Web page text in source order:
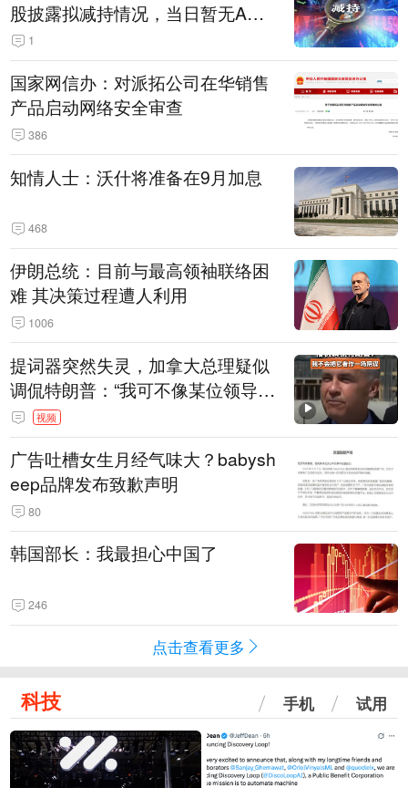
股披露拟减持情况，当日暂无A股
公司披露拟增持情况（表）
1
国家网信办：对派拓公司在华销售
产品启动网络安全审查
386
知情人士：沃什将准备在9月加息
468
伊朗总统：目前与最高领袖联络困
难 其决策过程遭人利用
1006
提词器突然失灵，加拿大总理疑似
调侃特朗普：“我可不像某位领导
人，把这当成一场阴谋”，全场哄笑
视频
广告吐槽女生月经气味大？babysh
eep品牌发布致歉声明
80
韩国部长：我最担心中国了
246
点击查看更多
科技 手机 试用